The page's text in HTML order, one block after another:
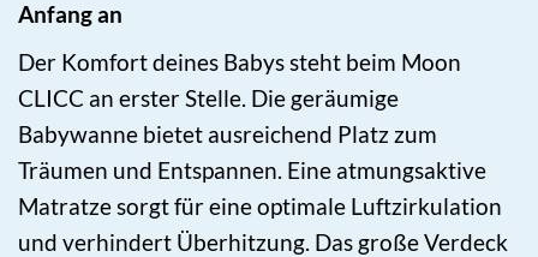
Anfang an
Der Komfort deines Babys steht beim Moon
CLICC an erster Stelle. Die geräumige
Babywanne bietet ausreichend Platz zum
Träumen und Entspannen. Eine atmungsaktive
Matratze sorgt für eine optimale Luftzirkulation
und verhindert Überhitzung. Das große Verdeck